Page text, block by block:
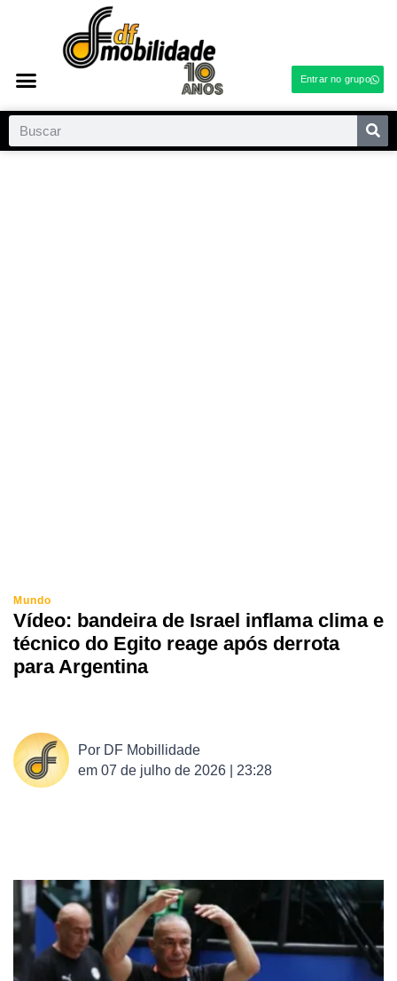
Entrar no grupo
Mundo
Vídeo: bandeira de Israel inflama clima e
técnico do Egito reage após derrota
para Argentina
Por DF Mobillidade
em 07 de julho de 2026 | 23:28